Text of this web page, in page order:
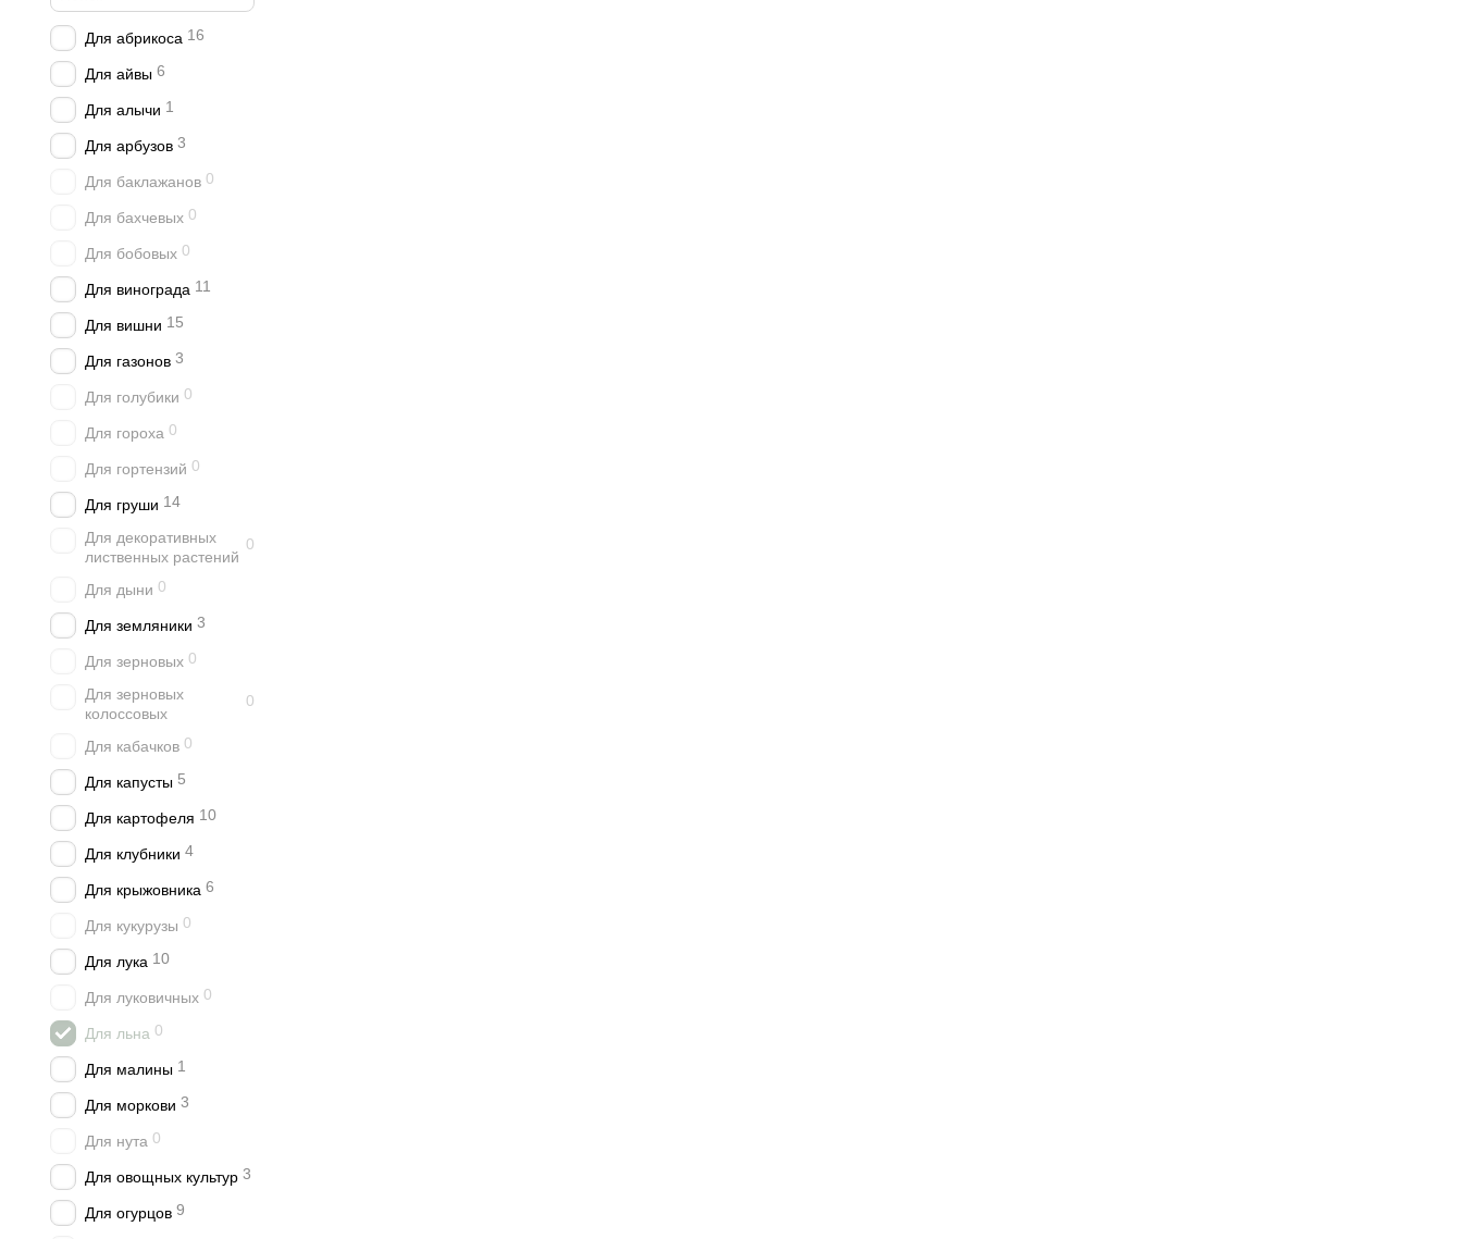
Для абрикоса 16
Для айвы 6
Для алычи 1
Для арбузов 3
Для баклажанов 0
Для бахчевых 0
Для бобовых 0
Для винограда 11
Для вишни 15
Для газонов 3
Для голубики 0
Для гороха 0
Для гортензий 0
Для груши 14
Для декоративных
лиственных растений
0
Для дыни 0
Для земляники 3
Для зерновых 0
Для зерновых
колоссовых
0
Для кабачков 0
Для капусты 5
Для картофеля 10
Для клубники 4
Для крыжовника 6
Для кукурузы 0
Для лука 10
Для луковичных 0
Для льна 0
Для малины 1
Для моркови 3
Для нута 0
Для овощных культур 3
Для огурцов 9